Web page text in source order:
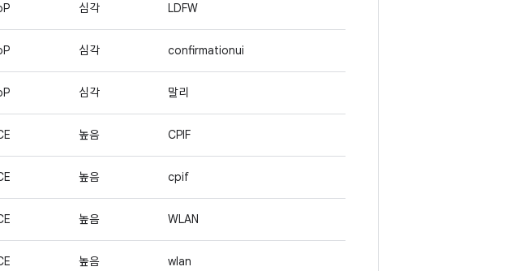
심각 LDFW
심각 confirmationui
심각 말리
높음 CPIF
높음 cpif
높음 WLAN
높음 wlan